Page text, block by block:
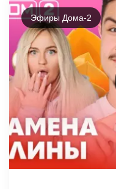
Эфиры Дома-2